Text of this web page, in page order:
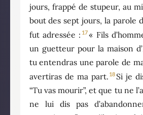
jours, frappé de stupeur, au
bout des sept jours, la parole
fut adressée : 17« Fils
un guetteur pour la maison
tu entendras une parole de
avertiras de ma part. 18 Si je
“Tu vas mourir”, et que tu ne
ne lui dis pas